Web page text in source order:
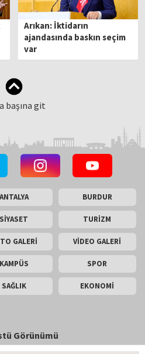
Arıkan: İktidarın
ajandasında baskın seçim
var
başına git
ANTALYA BURDUR
SİYASET TURİZM
GALERİ VİDEO GALERİ
KAMPÜS SPOR
SAĞLIK EKONOMİ
Görünümü